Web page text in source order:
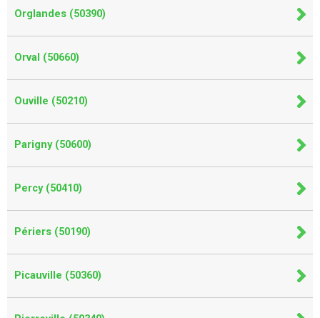
Orglandes (50390)
Orval (50660)
Ouville (50210)
Parigny (50600)
Percy (50410)
Périers (50190)
Picauville (50360)